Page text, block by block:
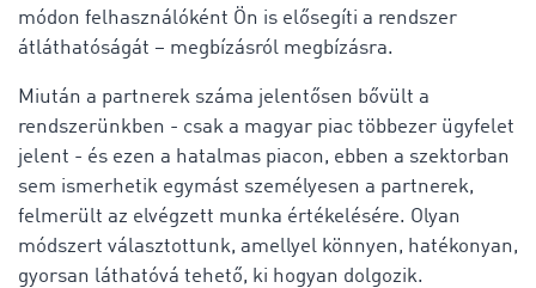
módon felhasználóként Ön is elősegíti a rendszer
átláthatóságát – megbízásról megbízásra.
Miután a partnerek száma jelentősen bővült a
rendszerünkben - csak a magyar piac többezer ügyfelet
jelent - és ezen a hatalmas piacon, ebben a szektorban
sem ismerhetik egymást személyesen a partnerek,
felmerült az elvégzett munka értékelésére. Olyan
módszert választottunk, amellyel könnyen, hatékonyan,
gyorsan láthatóvá tehető, ki hogyan dolgozik.